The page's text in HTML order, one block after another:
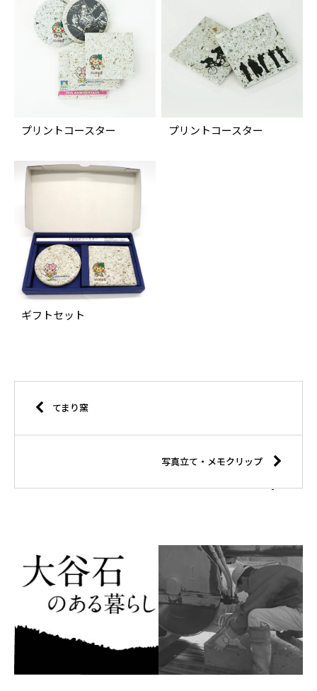
プリントコースター プリントコースター
ギフトセット
てまり窯
写真立て・メモクリップ